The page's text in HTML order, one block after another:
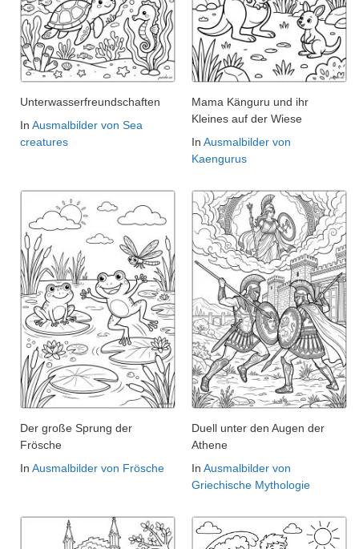
Unterwasserfreundschaften
In Ausmalbilder von Sea
creatures
Mama Känguru und ihr
Kleines auf der Wiese
In Ausmalbilder von
Kaengurus
Der große Sprung der
Frösche
In Ausmalbilder von Frösche
Duell unter den Augen der
Athene
In Ausmalbilder von
Griechische Mythologie